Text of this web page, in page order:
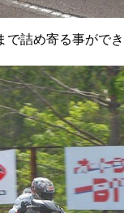
詰め寄る事がで